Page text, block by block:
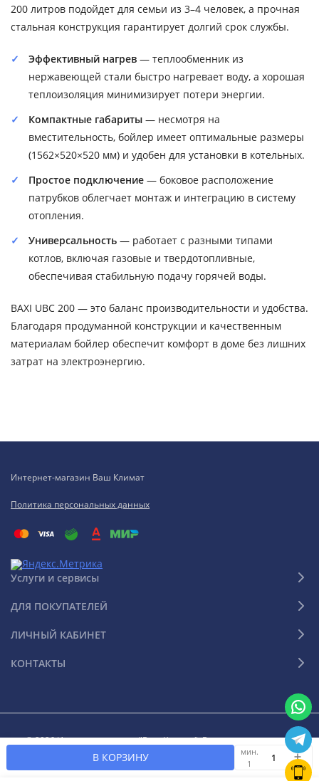
В КОРЗИНУ
мин.
1
200 литров подойдет для семьи из 3–4 человек, а прочная
стальная конструкция гарантирует долгий срок службы.
Эффективный нагрев — теплообменник из
нержавеющей стали быстро нагревает воду, а хорошая
теплоизоляция минимизирует потери энергии.
Компактные габариты — несмотря на
вместительность, бойлер имеет оптимальные размеры
(1562×520×520 мм) и удобен для установки в котельных.
Простое подключение — боковое расположение
патрубков облегчает монтаж и интеграцию в систему
отопления.
Универсальность — работает с разными типами
котлов, включая газовые и твердотопливные,
обеспечивая стабильную подачу горячей воды.
BAXI UBC 200 — это баланс производительности и удобства.
Благодаря продуманной конструкции и качественным
материалам бойлер обеспечит комфорт в доме без лишних
затрат на электроэнергию.
Интернет-магазин Ваш Климат
Политика персональных данных
Услуги и сервисы
ДЛЯ ПОКУПАТЕЛЕЙ
ЛИЧНЫЙ КАБИНЕТ
КОНТАКТЫ
© 2026 Интернет-магазин "Ваш Климат". Все права защищены